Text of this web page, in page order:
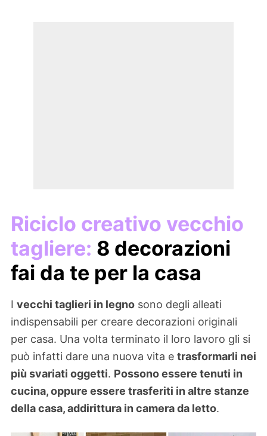
Riciclo creativo vecchio
tagliere: 8 decorazioni
fai da te per la casa
I vecchi taglieri in legno sono degli alleati
indispensabili per creare decorazioni originali
per casa. Una volta terminato il loro lavoro gli si
può infatti dare una nuova vita e trasformarli nei
più svariati oggetti. Possono essere tenuti in
cucina, oppure essere trasferiti in altre stanze
della casa, addirittura in camera da letto.